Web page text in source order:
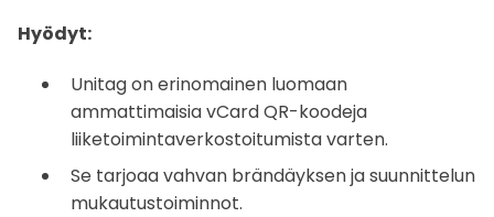
Hyödyt:
Unitag on erinomainen luomaan
ammattimaisia vCard QR-koodeja
liiketoimintaverkostoitumista varten.
Se tarjoaa vahvan brändäyksen ja suunnittelun
mukautustoiminnot.